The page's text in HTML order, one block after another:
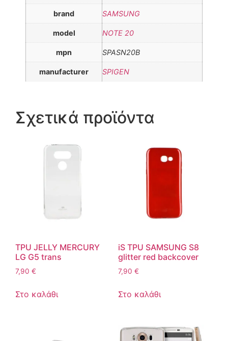
brand SAMSUNG
model NOTE 20
mpn SPASN20B
manufacturer SPIGEN
Σχετικά προϊόντα
TPU JELLY MERCURY
LG G5 trans
7,90 €
Στο καλάθι
iS TPU SAMSUNG S8
glitter red backcover
7,90 €
Στο καλάθι